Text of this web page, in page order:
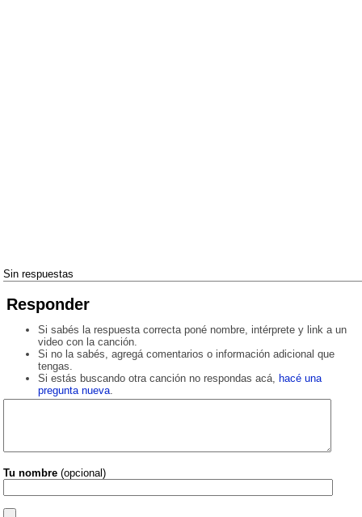
Sin respuestas
Responder
Si sabés la respuesta correcta poné nombre, intérprete y link a un
video con la canción.
Si no la sabés, agregá comentarios o información adicional que
tengas.
Si estás buscando otra canción no respondas acá, hacé una
pregunta nueva.
Tu nombre (opcional)